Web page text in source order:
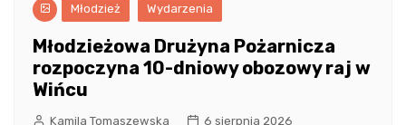
Młodzież Wydarzenia
Młodzieżowa Drużyna Pożarnicza
rozpoczyna 10-dniowy obozowy raj w
Wińcu
Kamila Tomaszewska 6 sierpnia 2026